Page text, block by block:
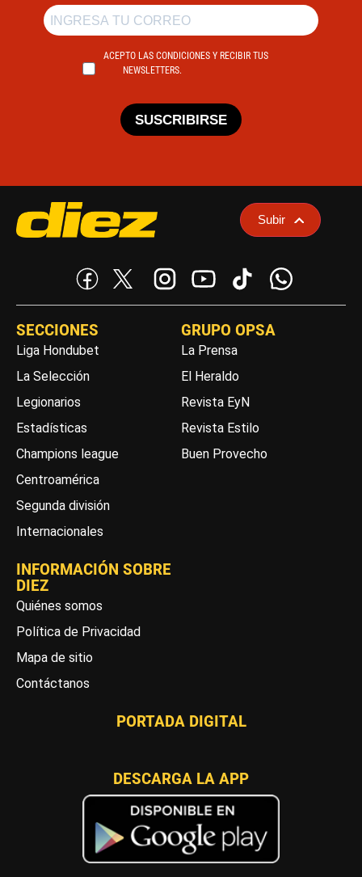
ACEPTO LAS CONDICIONES Y RECIBIR TUS
NEWSLETTERS.
SUSCRIBIRSE
Subir
SECCIONES
Liga Hondubet
La Selección
Legionarios
Estadísticas
Champions league
Centroamérica
Segunda división
Internacionales
GRUPO OPSA
La Prensa
El Heraldo
Revista EyN
Revista Estilo
Buen Provecho
INFORMACIÓN SOBRE
DIEZ
Quiénes somos
Política de Privacidad
Mapa de sitio
Contáctanos
PORTADA DIGITAL
DESCARGA LA APP